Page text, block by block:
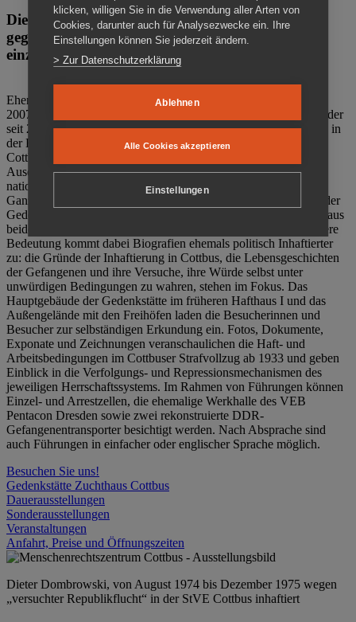
Die Gedenkstätte Zuchthaus Cottbus ist ein Ort
gegen das Vergessen. Anschaulich, nah und
einzigartig.
Ehemalige politische Häftlinge der DDR gründeten im Oktober
2007 den Verein Menschenrechtszentrum Cottbus e. V. (MRZ), der
seit 2011 Eigentümer des ehemaligen Gefängnisses (1860-2002) in
der Bautzener Straße und Träger der Gedenkstätte Zuchthaus
Cottbus ist. Im Zentrum der Arbeit der Gedenkstätte steht die
Auseinandersetzung mit politischem Unrecht während der
nationalsozialistischen Terrorherrschaft und der SED-Diktatur.
Ganzjährig zeigen mehrere Dauer- und Sonderausstellungen in der
Gedenkstätte Zuchthaus Cottbus Beispiele politischen Unrechts aus
beiden deutschen Diktaturen des 20. Jahrhunderts. Eine besondere
Bedeutung kommt dabei Biografien ehemals politisch Inhaftierter
zu: die Gründe der Inhaftierung in Cottbus, die Lebensgeschichten
der Gefangenen und ihre Versuche, ihre Würde selbst unter
unwürdigen Bedingungen zu wahren, stehen im Fokus. Das
Hauptgebäude der Gedenkstätte im früheren Hafthaus I und das
Außengelände mit den Freihöfen laden die Besucherinnen und
Besucher zur selbständigen Erkundung ein. Fotos, Dokumente,
Exponate und Zeichnungen veranschaulichen die Haft- und
Arbeitsbedingungen im Cottbuser Strafvollzug ab 1933 und geben
Einblick in die Verfolgungs- und Repressionsmechanismen des
jeweiligen Herrschaftssystems. Im Rahmen von Führungen können
Einzel- und Arrestzellen, die ehemalige Werkhalle des VEB
Pentacon Dresden sowie zwei rekonstruierte DDR-
Gefangenentransporter besichtigt werden. Nach Absprache sind
auch Führungen in einfacher oder englischer Sprache möglich.
Besuchen Sie uns!
Gedenkstätte Zuchthaus Cottbus
Dauerausstellungen
Sonderausstellungen
Veranstaltungen
Anfahrt, Preise und Öffnungszeiten
Dieter Dombrowski, von August 1974 bis Dezember 1975 wegen
„versuchter Republikflucht“ in der StVE Cottbus inhaftiert
klicken, willigen Sie in die Verwendung aller Arten von
Cookies, darunter auch für Analysezwecke ein. Ihre
Einstellungen können Sie jederzeit ändern.
> Zur Datenschutzerklärung
Ablehnen
Alle Cookies akzeptieren
Einstellungen